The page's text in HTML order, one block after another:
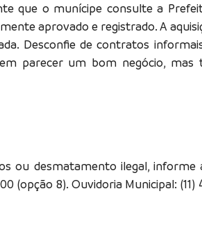
que o munícipe consulte a
aprovado e registrado. A
Desconfie de contratos
parecer um bom negócio, mas
ou desmatamento ilegal, informe
(opção 8). Ouvidoria Municipal: (11)